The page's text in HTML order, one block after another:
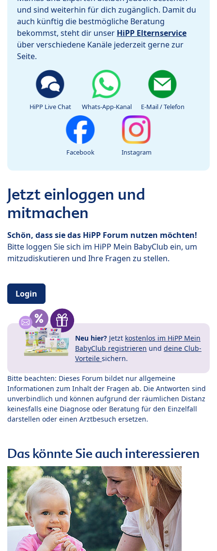
und sind weiterhin für dich zugänglich. Damit du
auch künftig die bestmögliche Beratung
bekommst, steht dir unser HiPP Elternservice
über verschiedene Kanäle jederzeit gerne zur
Seite.
HiPP Live Chat Whats-App-Kanal E-Mail / Telefon
Facebook Instagram
Jetzt einloggen und
mitmachen
Schön, dass sie das HiPP Forum nutzen möchten!
Bitte loggen Sie sich im HiPP Mein BabyClub ein, um
mitzudiskutieren und Ihre Fragen zu stellen.
Login
Neu hier? Jetzt kostenlos im HiPP Mein
BabyClub registrieren und deine Club-
Vorteile sichern.
Bitte beachten: Dieses Forum bildet nur allgemeine
Informationen zum Inhalt der Fragen ab. Die Antworten sind
unverbindlich und können aufgrund der räumlichen Distanz
keinesfalls eine Diagnose oder Beratung für den Einzelfall
darstellen oder einen Arztbesuch ersetzen.
Das könnte Sie auch interessieren